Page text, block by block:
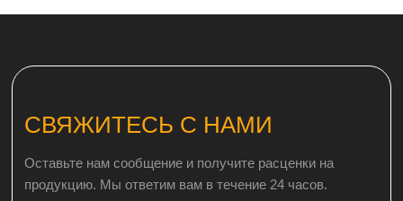
СВЯЖИТЕСЬ С НАМИ
Оставьте нам сообщение и получите расценки на
продукцию. Мы ответим вам в течение 24 часов.